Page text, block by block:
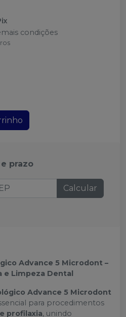
condições
prazo
Calcular
Advance 5 Microdont –
e Limpeza Dental
Advance 5 Microdont
para procedimentos
profilaxia, unindo